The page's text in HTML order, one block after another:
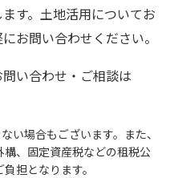
す。土地活用についてお
お問い合わせください。
い合わせ・ご相談は
い場合もございます。また、
、固定資産税などの租税公
担となります。